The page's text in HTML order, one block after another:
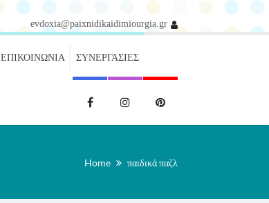
evdoxia@paixnidikaidimiourgia.gr
ΕΠΙΚΟΙΝΩΝΊΑ ΣΥΝΕΡΓΑΣΊΕΣ
Home παιδικά παζλ